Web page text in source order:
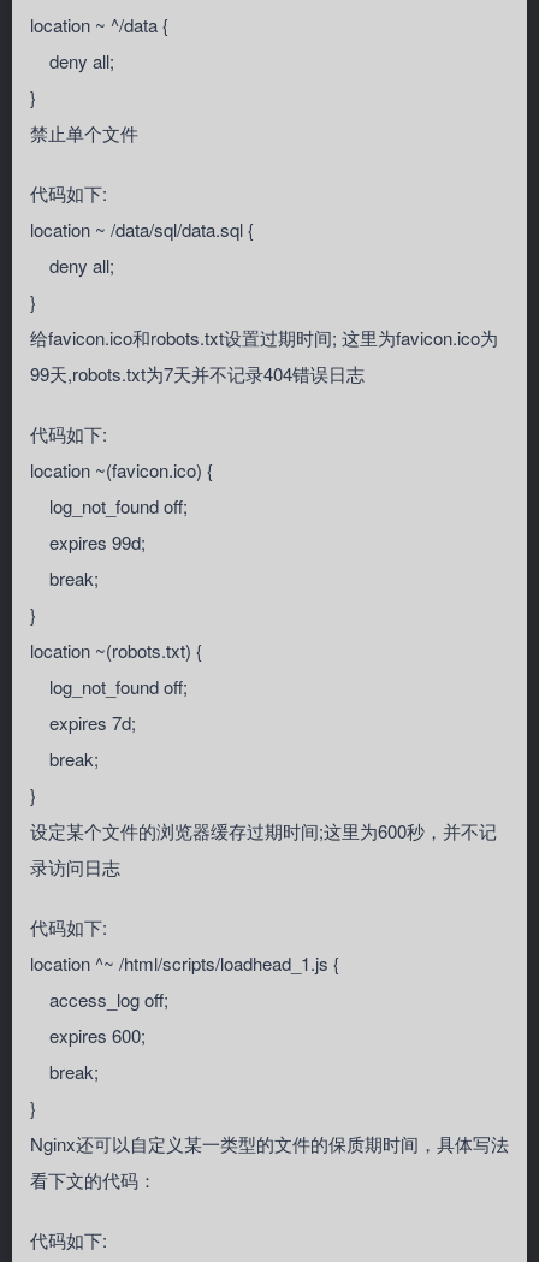
location ~ ^/data {
deny all;
}
禁止单个文件
代码如下:
location ~ /data/sql/data.sql {
deny all;
}
给favicon.ico和robots.txt设置过期时间; 这里为favicon.ico为
99天,robots.txt为7天并不记录404错误日志
代码如下:
location ~(favicon.ico) {
log_not_found off;
expires 99d;
break;
}
location ~(robots.txt) {
log_not_found off;
expires 7d;
break;
}
设定某个文件的浏览器缓存过期时间;这里为600秒，并不记
录访问日志
代码如下:
location ^~ /html/scripts/loadhead_1.js {
access_log off;
expires 600;
break;
}
Nginx还可以自定义某一类型的文件的保质期时间，具体写法
看下文的代码：
代码如下: